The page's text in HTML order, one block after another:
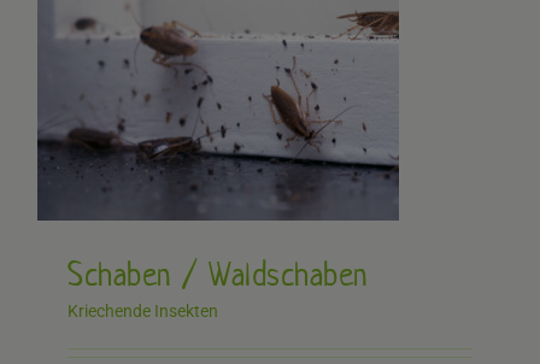
Schaben / Waldschaben
Kriechende Insekten